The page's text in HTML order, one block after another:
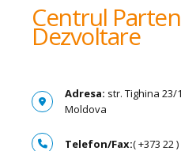
Centrul
Dezvoltare
Adresa: str. Tighina 23/
Moldova
Telefon/Fax:( +373 22